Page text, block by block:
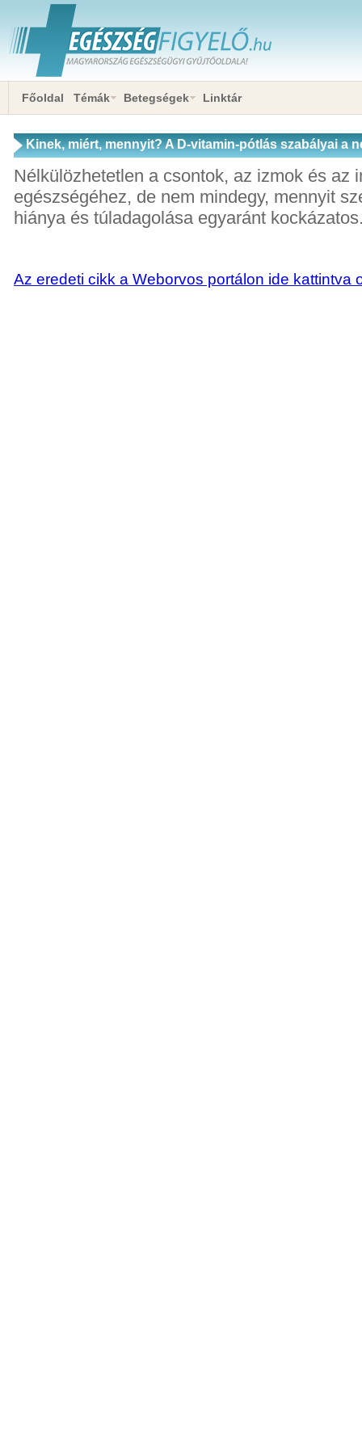
Főoldal Témák Betegségek Linktár
Kinek, miért, mennyit? A D-vitamin-pótlás szabályai a
alapján
Nélkülözhetetlen a csontok, az izmok és az
egészségéhez, de nem mindegy, mennyit
hiánya és túladagolása egyaránt
Az eredeti cikk a Weborvos portálon ide kattintva